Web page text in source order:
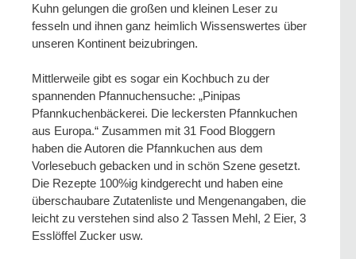
Kuhn gelungen die großen und kleinen Leser zu
fesseln und ihnen ganz heimlich Wissenswertes über
unseren Kontinent beizubringen.
Mittlerweile gibt es sogar ein Kochbuch zu der
spannenden Pfannuchensuche: „Pinipas
Pfannkuchenbäckerei. Die leckersten Pfannkuchen
aus Europa.“ Zusammen mit 31 Food Bloggern
haben die Autoren die Pfannkuchen aus dem
Vorlesebuch gebacken und in schön Szene gesetzt.
Die Rezepte 100%ig kindgerecht und haben eine
überschaubare Zutatenliste und Mengenangaben, die
leicht zu verstehen sind also 2 Tassen Mehl, 2 Eier, 3
Esslöffel Zucker usw.